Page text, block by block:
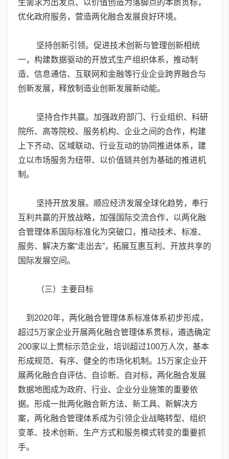
生需求为出发点、以价值创造为落脚点的本质贯标，
优化政府服务，营造两化融合发展良好环境。
坚持创新引领。促进技术创新与管理创新相统
一，构建数据驱动的开放式生产组织体系，推动制
造、信息通信、互联网和金融等行业企业跨界融合与
创新发展，释放制造业创新发展新动能。
坚持合作共赢。加强政府部门、行业组织、科研
院所、高等院校、服务机构、企业之间的合作，构建
上下齐动、区域联动、行业互动的协同推进体系，建
立以市场服务为纽带、以价值链共创为基础的推进机
制。
坚持开放发展。顺应经济发展全球化趋势，奉行
互利共赢的开放战略，加强国际交流合作，以两化融
合管理体系国际标准化为突破口，推动技术、标准、
服务、解决方案“走出去”，拓展互惠互利、开放共享的
国际发展空间。
（三）主要目标
到2020年，两化融合管理体系标准体系初步形成，
超过5万家企业开展两化融合管理体系贯标，遴选确定
200家以上贯标示范企业，培训超过100万人次，基本
形成规范、有序、健全的市场化机制。15万家企业开
展两化融合自评估、自诊断、自对标，两化融合发展
数据地图成为政府、行业、企业分业施策的重要依
据。形成一批两化融合新方法、新工具、新解决方
案，两化融合管理体系成为引领企业战略转型、组织
变革、技术创新、生产方式和服务模式转变的重要抓
手。